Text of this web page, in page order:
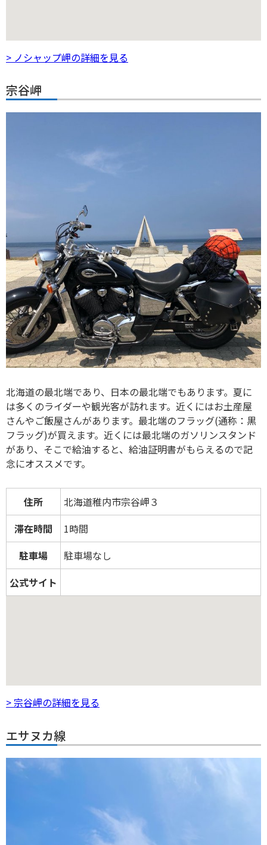
> ノシャップ岬の詳細を見る
宗谷岬
北海道の最北端であり、日本の最北端でもあります。夏に
は多くのライダーや観光客が訪れます。近くにはお土産屋
さんやご飯屋さんがあります。最北端のフラッグ(通称：黒
フラッグ)が買えます。近くには最北端のガソリンスタンド
があり、そこで給油すると、給油証明書がもらえるので記
念にオススメです。
住所
北海道稚内市宗谷岬３
滞在時間
1時間
駐車場
駐車場なし
公式サイト
> 宗谷岬の詳細を見る
エサヌカ線